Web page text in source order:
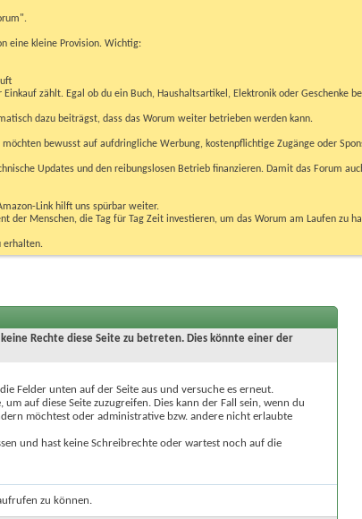
eine kleine Provision. Wichtig:
zählt. Egal ob du ein Buch, Haushaltsartikel, Elektronik oder Geschenke
dazu beiträgst, dass das Worum weiter betrieben werden kann.
möchten bewusst auf aufdringliche Werbung, kostenpflichtige Zugänge oder
Updates und den reibungslosen Betrieb finanzieren. Damit das Forum
Link hilft uns spürbar weiter.
der Menschen, die Tag für Tag Zeit investieren, um das Worum am Laufen zu
erhalten.
Rechte diese Seite zu betreten. Dies könnte einer der
Felder unten auf der Seite aus und versuche es erneut.
auf diese Seite zuzugreifen. Dies kann der Fall sein, wenn du
möchtest oder administrative bzw. andere nicht erlaubte
und hast keine Schreibrechte oder wartest noch auf die
zu können.